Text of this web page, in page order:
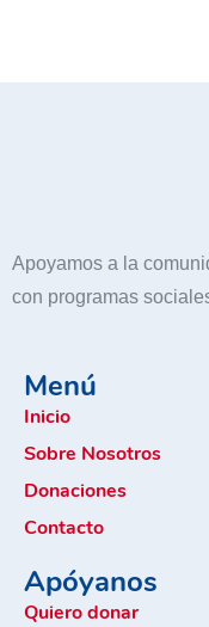
Apoyamos a la
con programas
Menú
Inicio
Sobre Nosotros
Donaciones
Contacto
Apóyanos
Quiero donar